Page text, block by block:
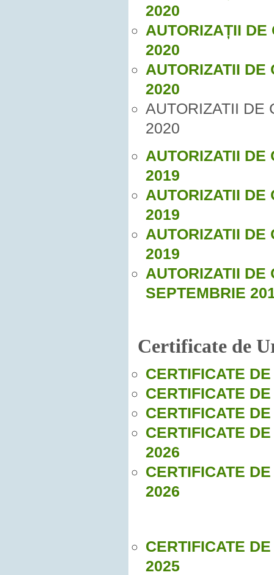
2020
AUTORIZAȚII DE
2020
AUTORIZATII DE
2020
AUTORIZATII DE
2020
AUTORIZATII DE
2019
AUTORIZATII DE
2019
AUTORIZATII DE
2019
AUTORIZATII DE
SEPTEMBRIE
Certificate de
CERTIFICATE
CERTIFICATE
CERTIFICATE
CERTIFICATE
2026
CERTIFICATE
2026
CERTIFICATE
2025